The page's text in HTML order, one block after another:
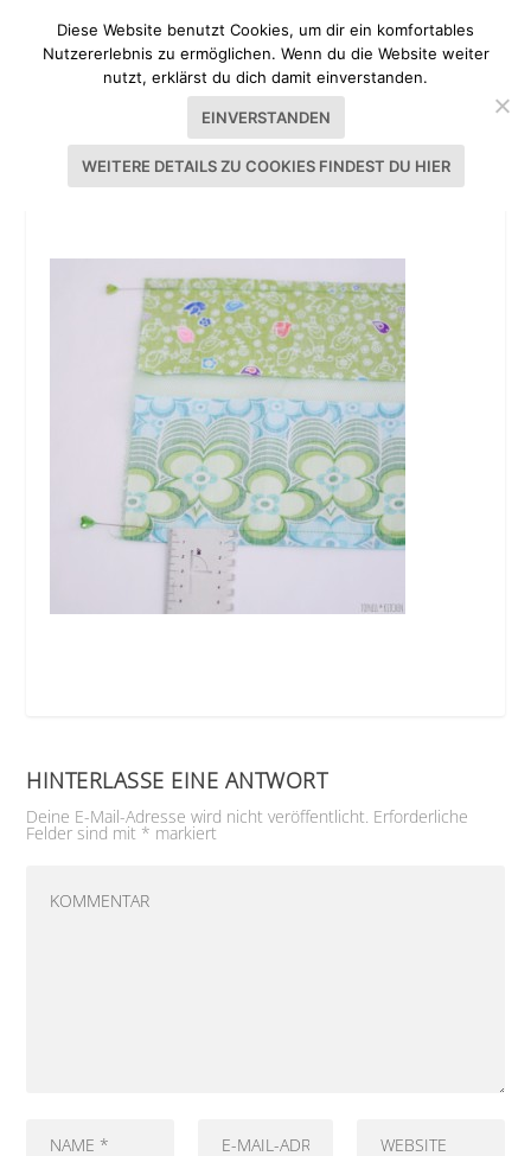
OBSTBEUTEL_GEMÜSEBEUTEL_GENÄHT_08
HINTERLASSE EINE ANTWORT
Deine E-Mail-Adresse wird nicht veröffentlicht. Erforderliche
Felder sind mit * markiert
Diese Website benutzt Cookies, um dir ein komfortables
Nutzererlebnis zu ermöglichen. Wenn du die Website weiter
nutzt, erklärst du dich damit einverstanden.
EINVERSTANDEN
WEITERE DETAILS ZU COOKIES FINDEST DU HIER